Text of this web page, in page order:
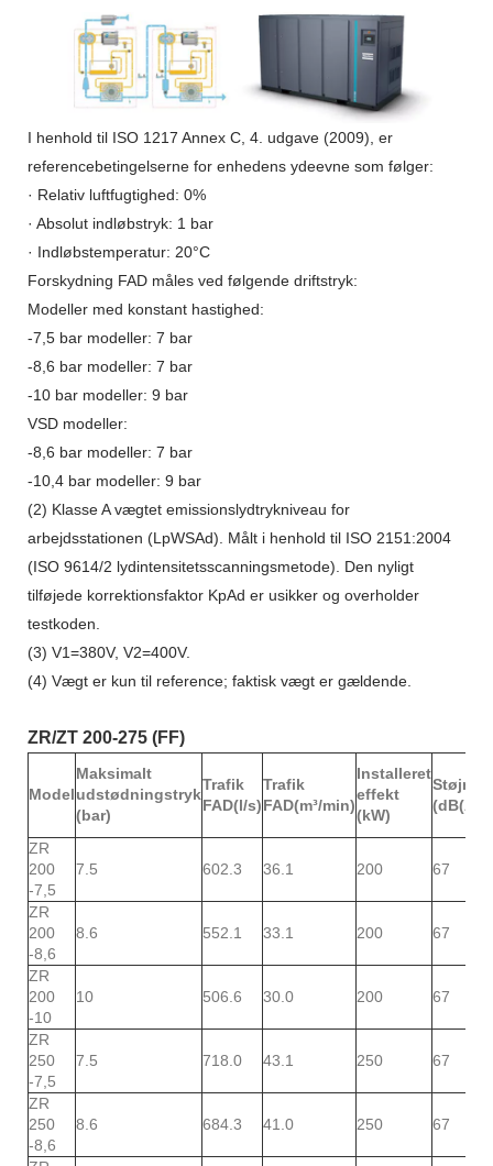
I henhold til ISO 1217 Annex C, 4. udgave (2009), er
referencebetingelserne for enhedens ydeevne som følger:
· Relativ luftfugtighed: 0%
· Absolut indløbstryk: 1 bar
· Indløbstemperatur: 20°C
Forskydning FAD måles ved følgende driftstryk:
Modeller med konstant hastighed:
-7,5 bar modeller: 7 bar
-8,6 bar modeller: 7 bar
-10 bar modeller: 9 bar
VSD modeller:
-8,6 bar modeller: 7 bar
-10,4 bar modeller: 9 bar
(2) Klasse A vægtet emissionslydtrykniveau for
arbejdsstationen (LpWSAd). Målt i henhold til ISO 2151:2004
(ISO 9614/2 lydintensitetsscanningsmetode). Den nyligt
tilføjede korrektionsfaktor KpAd er usikker og overholder
testkoden.
(3) V1=380V, V2=400V.
(4) Vægt er kun til reference; faktisk vægt er gældende.
ZR/ZT 200-275 (FF)
Model
Maksimalt
udstødningstryk
(bar)
Trafik
FAD(l/s)
Trafik
FAD(m³/min)
Installeret
effekt
(kW)
(dB(A))
ZR
200
-7,5
7.5 602.3 36.1 200 67
ZR
200
-8,6
8.6 552.1 33.1 200 67
ZR
200
-10
10 506.6 30.0 200 67
ZR
250
-7,5
7.5 718.0 43.1 250 67
ZR
250
-8,6
8.6 684.3 41.0 250 67